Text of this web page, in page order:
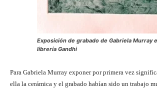
Exposición de grabado de Gabriela Murray
librería Gandhi
Para Gabriela Murray exponer por primera vez
ella la cerámica y el grabado habían sido un trabajo